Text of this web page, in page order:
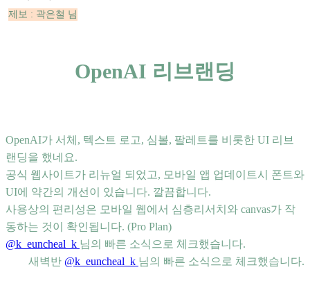
제보 : 곽은철 님
OpenAI 리브랜딩
OpenAI가 서체, 텍스트 로고, 심볼, 팔레트를 비롯한 UI 리브
랜딩을 했네요.
공식 웹사이트가 리뉴얼 되었고, 모바일 앱 업데이트시 폰트와
UI에 약간의 개선이 있습니다. 깔끔합니다.
사용상의 편리성은 모바일 웹에서 심층리서치와 canvas가 작
동하는 것이 확인됩니다. (Pro Plan)
@k_euncheal_k 님의 빠른 소식으로 체크했습니다.
새벽반 @k_euncheal_k 님의 빠른 소식으로 체크했습니다.